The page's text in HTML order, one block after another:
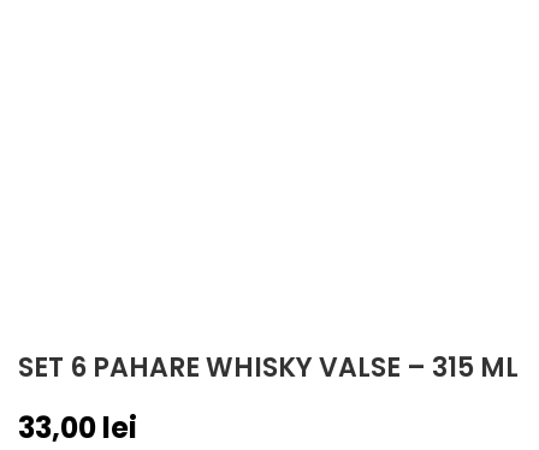
SET 6 PAHARE WHISKY VALSE – 315 ML
33,00lei